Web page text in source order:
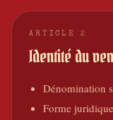
ARTICLE 2
Identité du
Dénomination
Forme